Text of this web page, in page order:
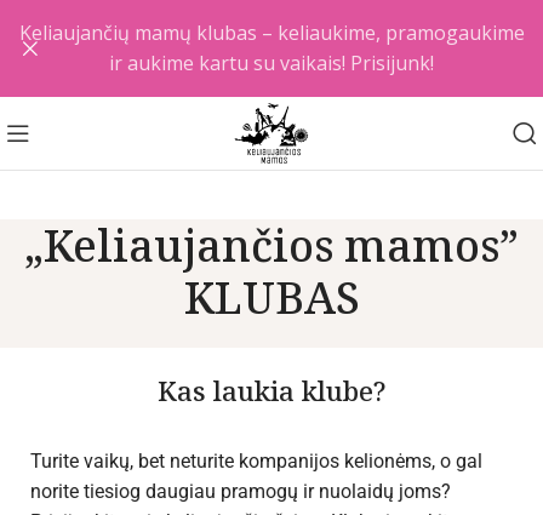
„Keliaujančios mamos”
KLUBAS
Kas laukia klube?
Turite vaikų, bet neturite kompanijos kelionėms, o gal
norite tiesiog daugiau pramogų ir nuolaidų joms?
Keliaujančių mamų klubas – keliaukime, pramogaukime
ir aukime kartu su vaikais! Prisijunk!